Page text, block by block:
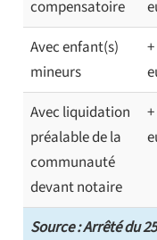
Source : Arrêté du
compensatoire
Avec enfant(s)
mineurs
Avec liquidation
préalable de la
communauté
devant notaire